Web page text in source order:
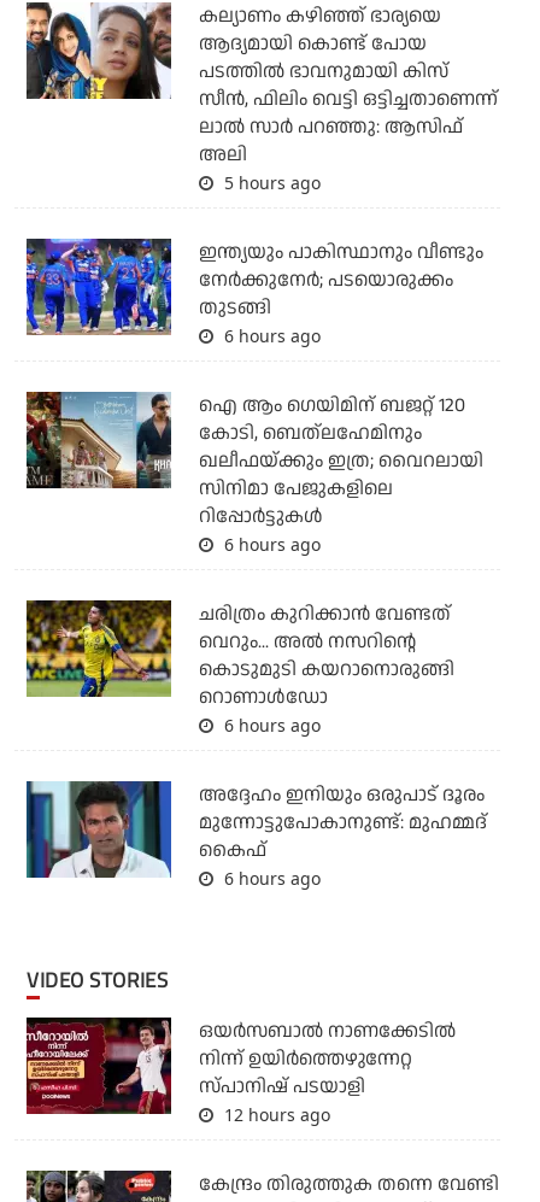
കല്യാണം കഴിഞ്ഞ് ഭാര്യയെ
ആദ്യമായി കൊണ്ട് പോയ
പടത്തില്‍ ഭാവനുമായി കിസ്
സീന്‍, ഫിലിം വെട്ടി ഒട്ടിച്ചതാണെന്ന്
ലാല്‍ സാര്‍ പറഞ്ഞു: ആസിഫ്
അലി
5 hours ago
ഇന്ത്യയും പാകിസ്ഥാനും വീണ്ടും
നേര്‍ക്കുനേര്‍; പടയൊരുക്കം
തുടങ്ങി
6 hours ago
ഐ ആം ഗെയിമിന് ബജറ്റ് 120
കോടി, ബെത്‌ലഹേമിനും
ഖലീഫയ്ക്കും ഇത്ര; വൈറലായി
സിനിമാ പേജുകളിലെ
റിപ്പോര്‍ട്ടുകള്‍
6 hours ago
ചരിത്രം കുറിക്കാന്‍ വേണ്ടത്
വെറും... അല്‍ നസറിന്റെ
കൊടുമുടി കയറാനൊരുങ്ങി
റൊണാള്‍ഡോ
6 hours ago
അദ്ദേഹം ഇനിയും ഒരുപാട് ദൂരം
മുന്നോട്ടുപോകാനുണ്ട്: മുഹമ്മദ്
കൈഫ്
6 hours ago
VIDEO STORIES
ഒയര്‍സബാൽ നാണക്കേടിൽ
നിന്ന് ഉയിർത്തെഴുന്നേറ്റ
സ്പാനിഷ് പടയാളി
12 hours ago
കേന്ദ്രം തിരുത്തുക തന്നെ വേണ്ടി